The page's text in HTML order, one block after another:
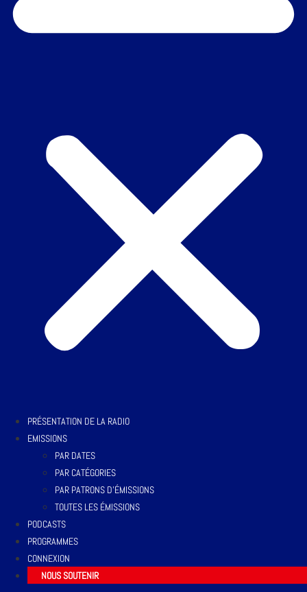
PRÉSENTATION DE LA RADIO
EMISSIONS
PAR DATES
PAR CATÉGORIES
PAR PATRONS D’ÉMISSIONS
TOUTES LES ÉMISSIONS
PODCASTS
PROGRAMMES
CONNEXION
NOUS SOUTENIR